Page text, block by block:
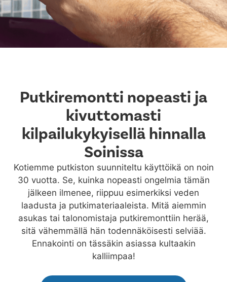
Putkiremontti nopeasti ja
kivuttomasti
kilpailukykyisellä hinnalla
Soinissa
Kotiemme putkiston suunniteltu käyttöikä on noin
30 vuotta. Se, kuinka nopeasti ongelmia tämän
jälkeen ilmenee, riippuu esimerkiksi veden
laadusta ja putkimateriaaleista. Mitä aiemmin
asukas tai talonomistaja putkiremonttiin herää,
sitä vähemmällä hän todennäköisesti selviää.
Ennakointi on tässäkin asiassa kultaakin
kalliimpaa!